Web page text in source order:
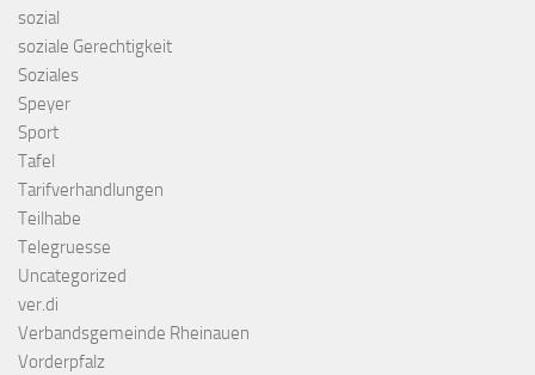
sozial
soziale Gerechtigkeit
Soziales
Speyer
Sport
Tafel
Tarifverhandlungen
Teilhabe
Telegruesse
Uncategorized
ver.di
Verbandsgemeinde Rheinauen
Vorderpfalz